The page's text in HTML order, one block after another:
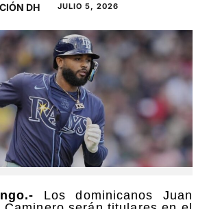
DH JULIO 5, 2026
Los dominicanos Juan